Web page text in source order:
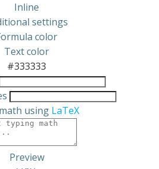
Inline
settings
color
Text color
#333333
using LaTeX
Preview